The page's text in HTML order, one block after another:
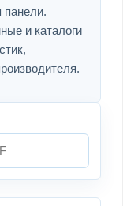
панели.
и каталоги